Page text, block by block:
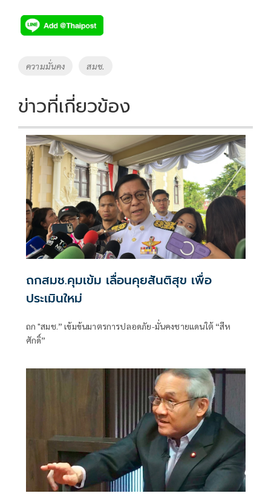
e
b
o
k
tt
er
p
y
Li
k
Tags
ความมั่นคง สมช.
ข่าวที่เกี่ยวข้อง
ถกสมช.คุมเข้ม เลื่อนคุยสันติสุข เพื่อ
ประเมินใหม่
ถก "สมช.” เข้มข้นมาตรการปลอดภัย-มั่นคงชายแดนใต้ “สีห
ศักดิ์”